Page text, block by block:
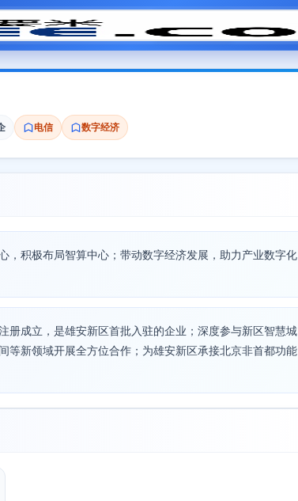
模拟面试 题目大全 招聘中心 会员专区
电信 数字经济
，积极布局智算中心；带动数字经济发展，助力产业数字化
成立，是雄安新区首批入驻的企业；深度参与新区智慧城
等新领域开展全方位合作；为雄安新区承接北京非首都功能